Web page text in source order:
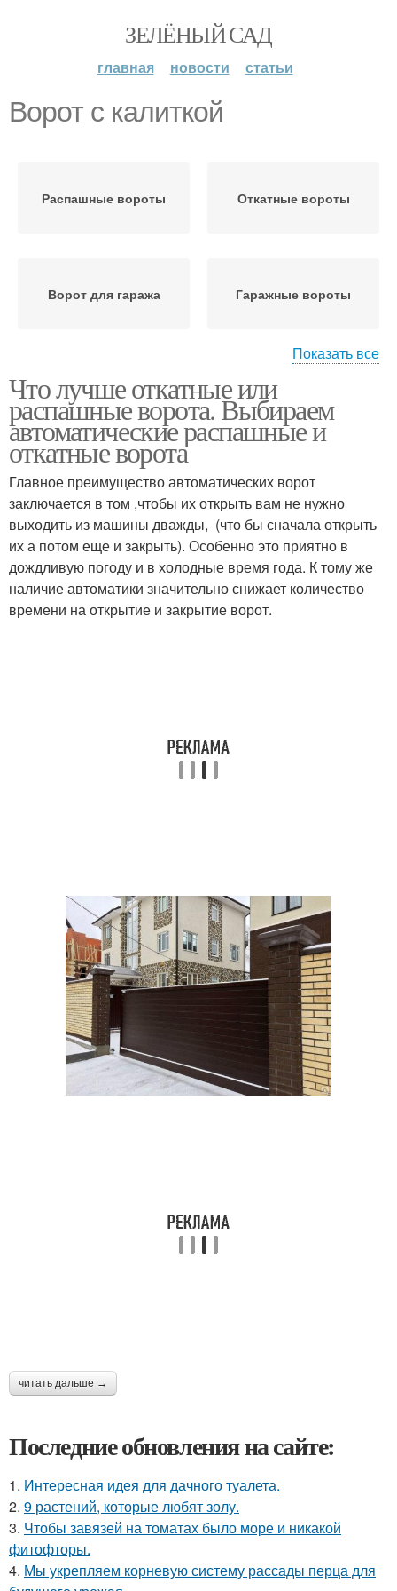
ЗЕЛЁНЫЙ САД
главная новости статьи
Ворот с калиткой
Распашные вороты Откатные вороты
Ворот для гаража Гаражные вороты
Ворот для дачи
распашных ворот
Металлические вороты Ворот по проему
Показать все
Что лучше откатные или
распашные ворота. Выбираем
автоматические распашные и
откатные ворота
Главное преимущество автоматических ворот
заключается в том ,чтобы их открыть вам не нужно
выходить из машины дважды, (что бы сначала открыть
их а потом еще и закрыть). Особенно это приятно в
дождливую погоду и в холодные время года. К тому же
наличие автоматики значительно снижает количество
времени на открытие и закрытие ворот.
читать дальше →
Последние обновления на сайте:
1. Интересная идея для дачного туалета.
2. 9 растений, которые любят золу.
3. Чтобы завязей на томатах было море и никакой
фитофторы.
4. Мы укрепляем корневую систему рассады перца для